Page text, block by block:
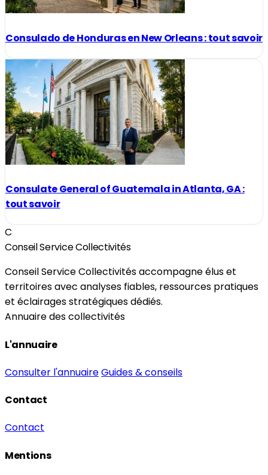
Consulado de Honduras en New Orleans : tout savoir
Consulate General of Guatemala in Atlanta, GA :
tout savoir
C
Conseil Service Collectivités
Conseil Service Collectivités accompagne élus et
territoires avec analyses fiables, ressources pratiques
et éclairages stratégiques dédiés.
Annuaire des collectivités
L'annuaire
Consulter l'annuaireGuides & conseils
Contact
Contact
Mentions